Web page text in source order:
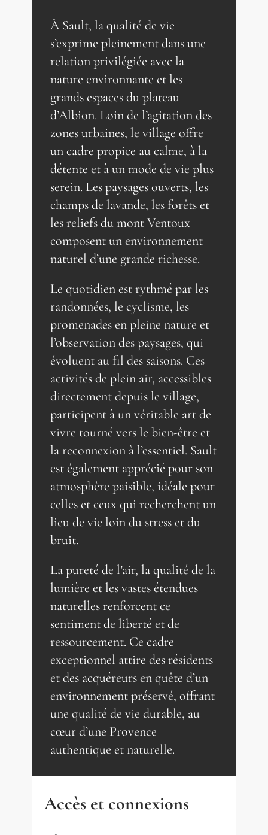
À Sault, la qualité de vie
s’exprime pleinement dans une
relation privilégiée avec la
nature environnante et les
grands espaces du plateau
d’Albion. Loin de l’agitation des
zones urbaines, le village offre
un cadre propice au calme, à la
détente et à un mode de vie plus
serein. Les paysages ouverts, les
champs de lavande, les forêts et
les reliefs du mont Ventoux
composent un environnement
naturel d’une grande richesse.
Le quotidien est rythmé par les
randonnées, le cyclisme, les
promenades en pleine nature et
l’observation des paysages, qui
évoluent au fil des saisons. Ces
activités de plein air, accessibles
directement depuis le village,
participent à un véritable art de
vivre tourné vers le bien-être et
la reconnexion à l’essentiel. Sault
est également apprécié pour son
atmosphère paisible, idéale pour
celles et ceux qui recherchent un
lieu de vie loin du stress et du
bruit.
La pureté de l’air, la qualité de la
lumière et les vastes étendues
naturelles renforcent ce
sentiment de liberté et de
ressourcement. Ce cadre
exceptionnel attire des résidents
et des acquéreurs en quête d’un
environnement préservé, offrant
une qualité de vie durable, au
cœur d’une Provence
authentique et naturelle.
Accès et connexions